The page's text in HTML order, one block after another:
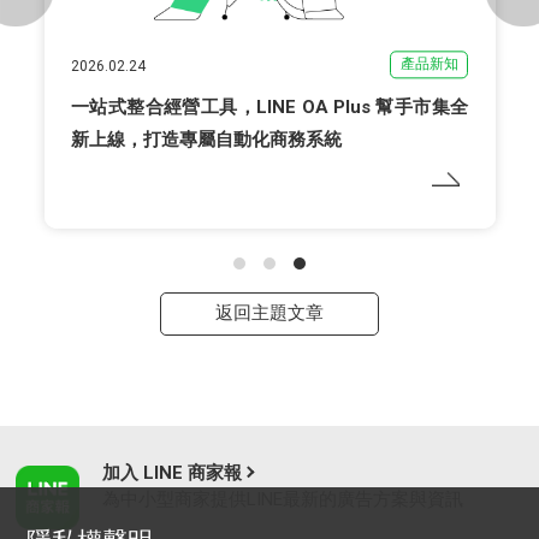
2026.02.24 產品新知
一站式整合經營工具，LINE OA Plus 幫手市集全
新上線，打造專屬自動化商務系統
返回主題文章
加入 LINE 商家報